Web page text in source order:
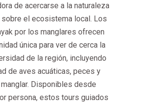
de acercarse a la naturaleza
sobre el ecosistema local. Los
por los manglares ofrecen
única para ver de cerca la
de la región, incluyendo
de aves acuáticas, peces y
Disponibles desde
persona, estos tours guiados